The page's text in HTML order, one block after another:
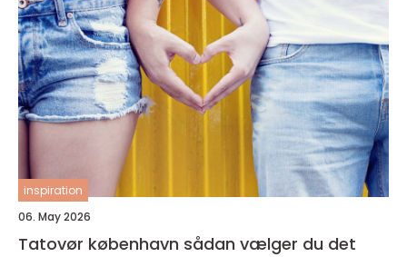
inspiration
06. May 2026
Tatovør københavn sådan vælger du det